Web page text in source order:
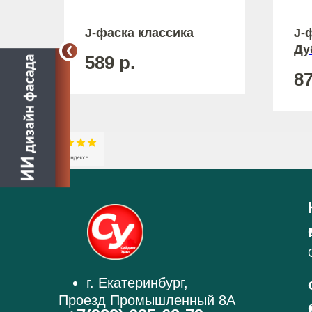
J-фаска классика
589 р.
J-
г. Екатеринбург,
Проезд Промышленный 8А